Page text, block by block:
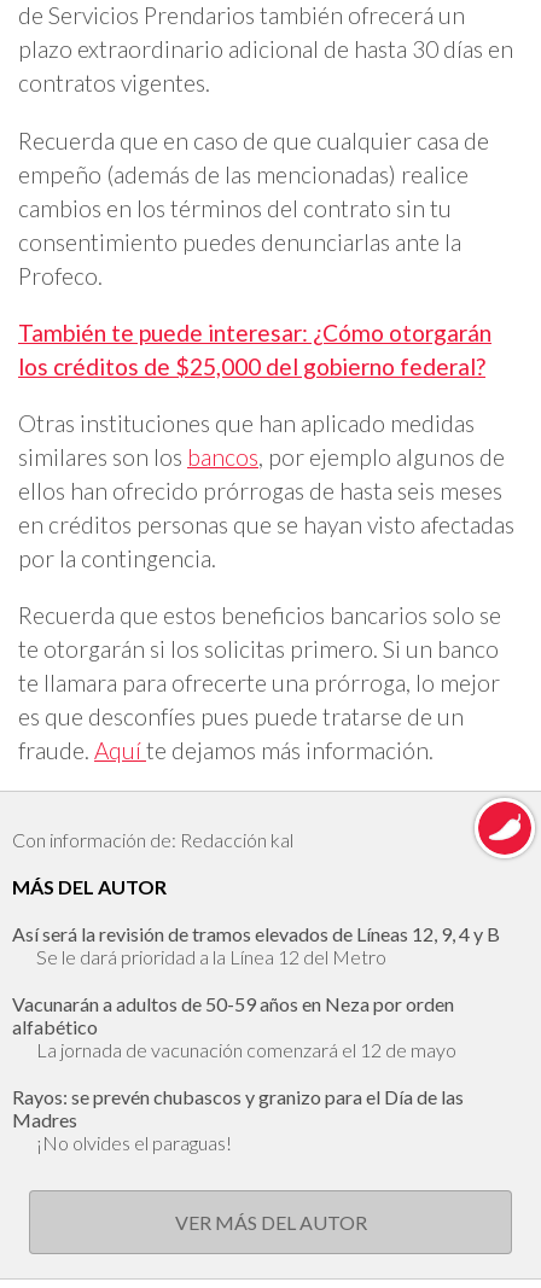
de Servicios Prendarios también ofrecerá un
plazo extraordinario adicional de hasta 30 días en
contratos vigentes.
Recuerda que en caso de que cualquier casa de
empeño (además de las mencionadas) realice
cambios en los términos del contrato sin tu
consentimiento puedes denunciarlas ante la
Profeco.
También te puede interesar: ¿Cómo otorgarán
los créditos de $25,000 del gobierno federal?
Otras instituciones que han aplicado medidas
similares son los bancos, por ejemplo algunos de
ellos han ofrecido prórrogas de hasta seis meses
en créditos personas que se hayan visto afectadas
por la contingencia.
Recuerda que estos beneficios bancarios solo se
te otorgarán si los solicitas primero. Si un banco
te llamara para ofrecerte una prórroga, lo mejor
es que desconfíes pues puede tratarse de un
fraude. Aquíte dejamos más información.
Con información de: Redacción kal
MÁS DEL AUTOR
Así será la revisión de tramos elevados de Líneas 12, 9, 4 y B
Se le dará prioridad a la Línea 12 del Metro
Vacunarán a adultos de 50-59 años en Neza por orden
alfabético
La jornada de vacunación comenzará el 12 de mayo
Rayos: se prevén chubascos y granizo para el Día de las
Madres
¡No olvides el paraguas!
VER MÁS DEL AUTOR